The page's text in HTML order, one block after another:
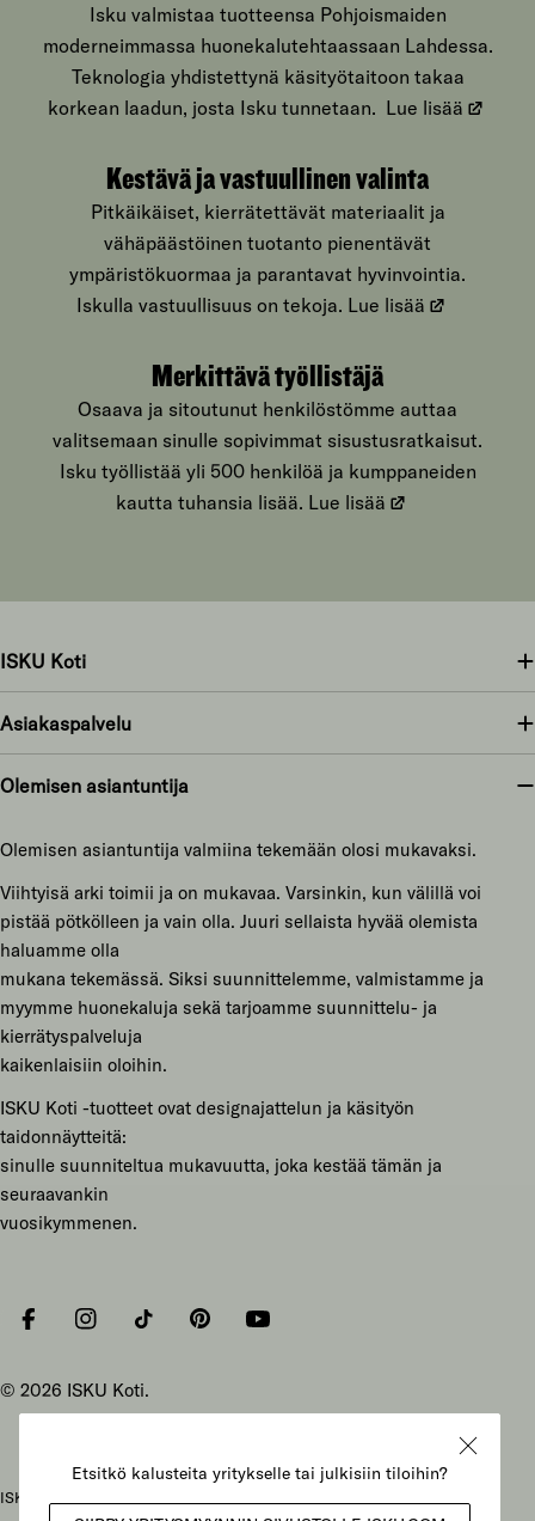
Isku valmistaa tuotteensa Pohjoismaiden
moderneimmassa huonekalutehtaassaan Lahdessa.
Teknologia yhdistettynä käsityötaitoon takaa
korkean laadun, josta Isku tunnetaan. Lue lisää
Kestävä ja vastuullinen valinta
Pitkäikäiset, kierrätettävät materiaalit ja
vähäpäästöinen tuotanto pienentävät
ympäristökuormaa ja parantavat hyvinvointia.
Iskulla vastuullisuus on tekoja. Lue lisää
Merkittävä työllistäjä
Osaava ja sitoutunut henkilöstömme auttaa
valitsemaan sinulle sopivimmat sisustusratkaisut.
Isku työllistää yli 500 henkilöä ja kumppaneiden
kautta tuhansia lisää. Lue lisää
ISKU Koti
Asiakaspalvelu
Olemisen asiantuntija
Olemisen asiantuntija valmiina tekemään olosi mukavaksi.
Viihtyisä arki toimii ja on mukavaa. Varsinkin, kun välillä voi
pistää pötkölleen ja vain olla. Juuri sellaista hyvää olemista
haluamme olla
mukana tekemässä. Siksi suunnittelemme, valmistamme ja
myymme huonekaluja sekä tarjoamme suunnittelu- ja
kierrätyspalveluja
kaikenlaisiin oloihin.
ISKU Koti -tuotteet ovat designajattelun ja käsityön
taidonnäytteitä:
sinulle suunniteltua mukavuutta, joka kestää tämän ja
seuraavankin
vuosikymmenen.
FacebookInstagramTiktok PinterestYouTube
© 2026 ISKU Koti.
ISKU Koti Oy, Mukkulankatu 19, 15210 Lahti